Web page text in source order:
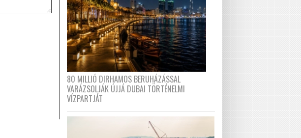
80 MILLIÓ DIRHAMOS BERUHÁZÁSSAL
VARÁZSOLJÁK ÚJJÁ DUBAI TÖRTÉNELMI
VÍZPARTJÁT